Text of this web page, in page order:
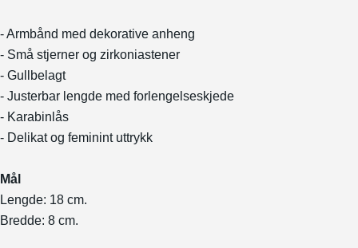
- Armbånd med dekorative anheng
- Små stjerner og zirkoniastener
- Gullbelagt
- Justerbar lengde med forlengelseskjede
- Karabinlås
- Delikat og feminint uttrykk
Mål
Lengde: 18 cm.
Bredde: 8 cm.